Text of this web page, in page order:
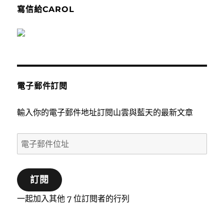
寫信給CAROL
電子郵件訂閱
輸入你的電子郵件地址訂閱山雲與藍天的最新文章
電
子
郵
件
位
訂閱
一起加入其他 7 位訂閱者的行列